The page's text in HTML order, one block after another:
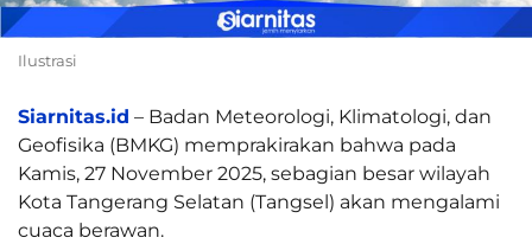
Ilustrasi
Siarnitas.id – Badan Meteorologi, Klimatologi, dan
Geofisika (BMKG) memprakirakan bahwa pada
Kamis, 27 November 2025, sebagian besar wilayah
Kota Tangerang Selatan (Tangsel) akan mengalami
cuaca berawan.